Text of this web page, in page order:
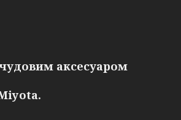
аксесуаром